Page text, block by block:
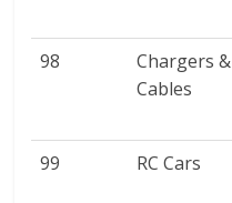
98
Chargers &
Cables
99 RC Cars